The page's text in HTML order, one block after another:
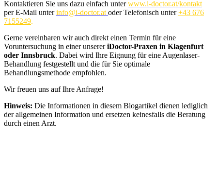
Kontaktieren Sie uns dazu einfach unterwww.i-doctor.at/kontakt
per E-Mail unterinfo@i-doctor.at oder Telefonisch unter+43 676
7155249.
Gerne vereinbaren wir auch direkt einen Termin für eine
Voruntersuchung in einer unsereriDoctor-Praxen in Klagenfurt
oder Innsbruck. Dabei wird Ihre Eignung für eine Augenlaser-
Behandlung festgestellt und die für Sie optimale
Behandlungsmethode empfohlen.
Wir freuen uns auf Ihre Anfrage!
Hinweis: Die Informationen in diesem Blogartikel dienen lediglich
der allgemeinen Information und ersetzen keinesfalls die Beratung
durch einen Arzt.